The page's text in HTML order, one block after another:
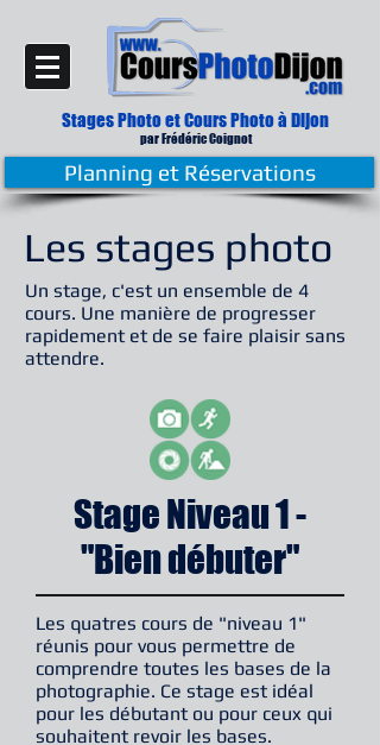
Stages Photo et Cours Photoà Dijon
par Frédéric Coignot
Planning et Réservations
Les stages photo
Un stage, c'est un ensemble de 4
cours. Une manière de progresser
rapidement et de se faire plaisir sans
attendre.
Stage Niveau 1 -
"Bien débuter"
Les quatres cours de "niveau 1"
réunis pour vous permettre de
comprendre toutes les bases de la
photographie. Ce stage est idéal
pour les débutant ou pour ceux qui
souhaitent revoir les bases.